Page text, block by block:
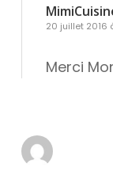
20 juillet 2016
Merci